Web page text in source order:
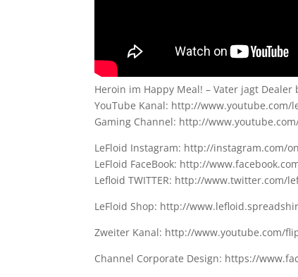
Heroin im Happy Meal! – Vater jagt
YouTube Kanal: http://www.youtube.com/
Gaming Channel: http://
LeFloid Instagram: http://instagram.com/
LeFloid FaceBook: http://
Lefloid TWITTER: http://www.twitter.com/
LeFloid Shop: http://
Zweiter Kanal: http://www.youtube.com/
Channel Corporate Design: https://